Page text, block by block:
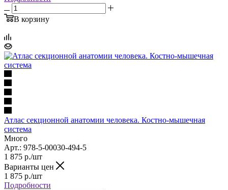
В корзину
Атлас секционной анатомии человека. Костно-мышечная
система
Много
Арт.: 978-5-00030-494-5
1 875 р./шт
Варианты цен
1 875 р./шт
Подробности